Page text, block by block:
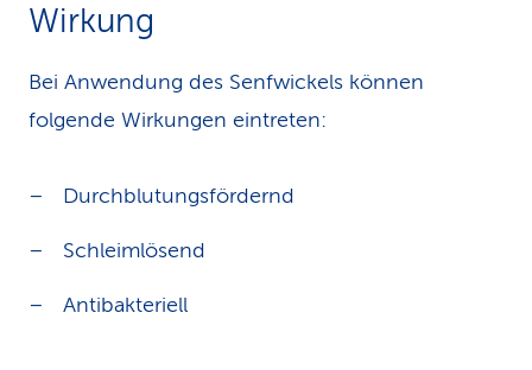
Wirkung
Bei Anwendung des Senfwickels können
folgende Wirkungen eintreten:
Durchblutungsfördernd
Schleimlösend
Antibakteriell